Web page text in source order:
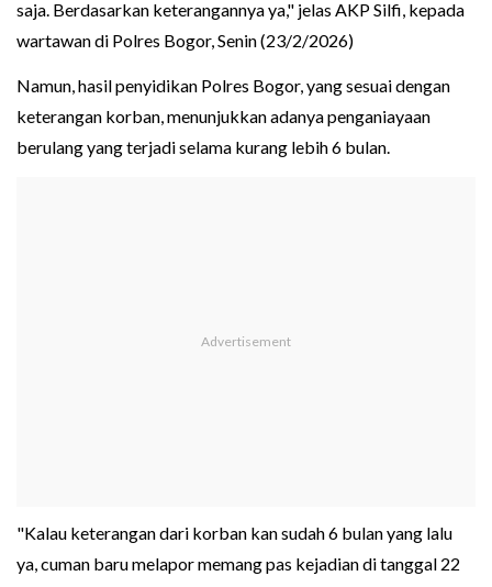
saja. Berdasarkan keterangannya ya," jelas AKP Silfi, kepada
wartawan di Polres Bogor, Senin (23/2/2026)
Namun, hasil penyidikan Polres Bogor, yang sesuai dengan
keterangan korban, menunjukkan adanya penganiayaan
berulang yang terjadi selama kurang lebih 6 bulan.
"Kalau keterangan dari korban kan sudah 6 bulan yang lalu
ya, cuman baru melapor memang pas kejadian di tanggal 22